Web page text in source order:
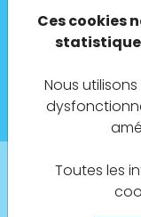
Ouverture
Retour à la
Ces cookies
Nous
Toutes les